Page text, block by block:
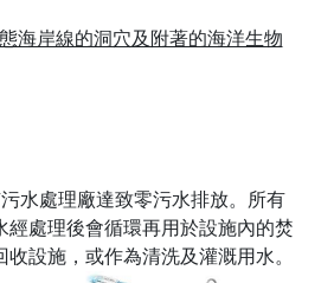
態海岸線的洞穴及附著的海洋生物
污水處理廠達致零污水排放。所有
經處理後會循環再用於設施內的焚
設施，或作為清洗及灌溉用水。